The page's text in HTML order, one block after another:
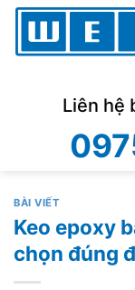
Skip
content
Liên hệ
BÀI VIẾT
Keo epoxy
chọn đúng